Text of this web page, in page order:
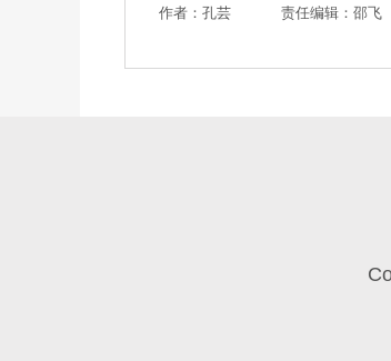
作者：孔芸 责任编辑：邵飞